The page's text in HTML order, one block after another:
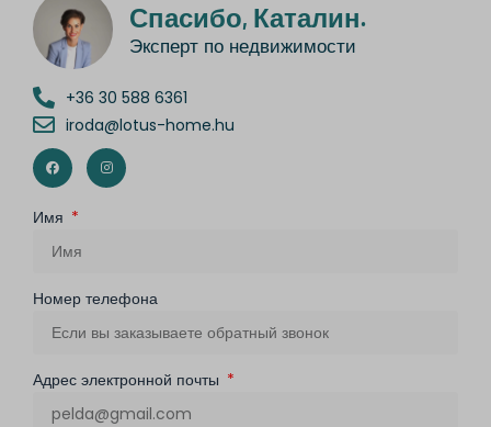
Спасибо, Каталин.
Эксперт по недвижимости
+36 30 588 6361
iroda@lotus-home.hu
Имя
Номер телефона
Адрес электронной почты